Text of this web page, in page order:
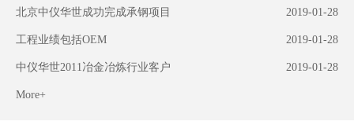
北京中仪华世成功完成承钢项目 2019-01-28
工程业绩包括OEM 2019-01-28
中仪华世2011冶金冶炼行业客户 2019-01-28
More+